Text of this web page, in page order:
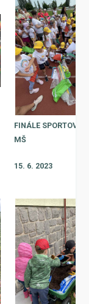
FINÁLE
MŠ
15. 6. 2023